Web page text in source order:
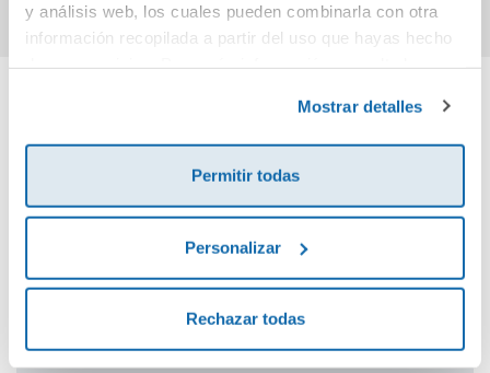
y análisis web, los cuales pueden combinarla con otra
información recopilada a partir del uso que hayas hecho
Mostrar detalles
Permitir todas
Personalizar
Rechazar todas
Cuéntanos tu opinión
¡Sé el primero en valorar este producto!